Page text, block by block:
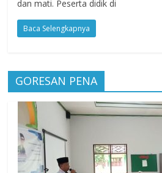
dan mati. Peserta didik di
Baca Selengkapnya
GORESAN PENA